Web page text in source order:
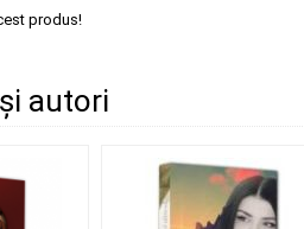
produs!
autori